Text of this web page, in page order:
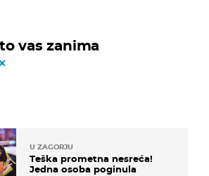
vas zanima
U ZAGORJU
Teška prometna nesreća!
Jedna osoba poginula